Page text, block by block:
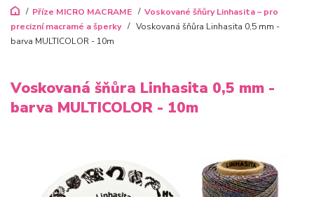
Příze MICRO MACRAME
Voskované šňůry Linhasita – pro
precizní macramé a šperky
Voskovaná šňůra Linhasita 0,5 mm -
barva MULTICOLOR - 10m
Voskovaná šňůra Linhasita 0,5 mm -
barva MULTICOLOR - 10m